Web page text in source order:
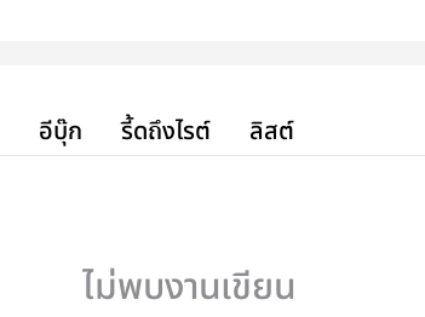
อีบุ๊ก รี้ดถึงไรต์ ลิสต์
ไม่พบงานเขียน